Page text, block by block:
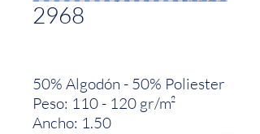
2968
50% Algodón - 50% Poliester
Peso: 110 - 120 gr/m²
Ancho: 1.50